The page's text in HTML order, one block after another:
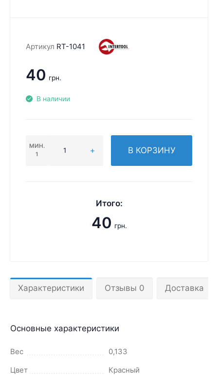
Артикул RT-1041
40 грн.
В наличии
МИН.
1
В КОРЗИНУ
Итого:
40 грн.
Характеристики Отзывы 0 Доставка
Основные характеристики
Вес
0,133
Цвет
Красный